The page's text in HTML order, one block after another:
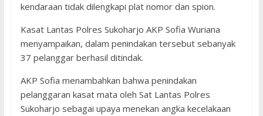
kendaraan tidak dilengkapi plat nomor dan spion.
Kasat Lantas Polres Sukoharjo AKP Sofia Wuriana
menyampaikan, dalam penindakan tersebut sebanyak
37 pelanggar berhasil ditindak.
AKP Sofia menambahkan bahwa penindakan
pelanggaran kasat mata oleh Sat Lantas Polres
Sukoharjo sebagai upaya menekan angka kecelakaan